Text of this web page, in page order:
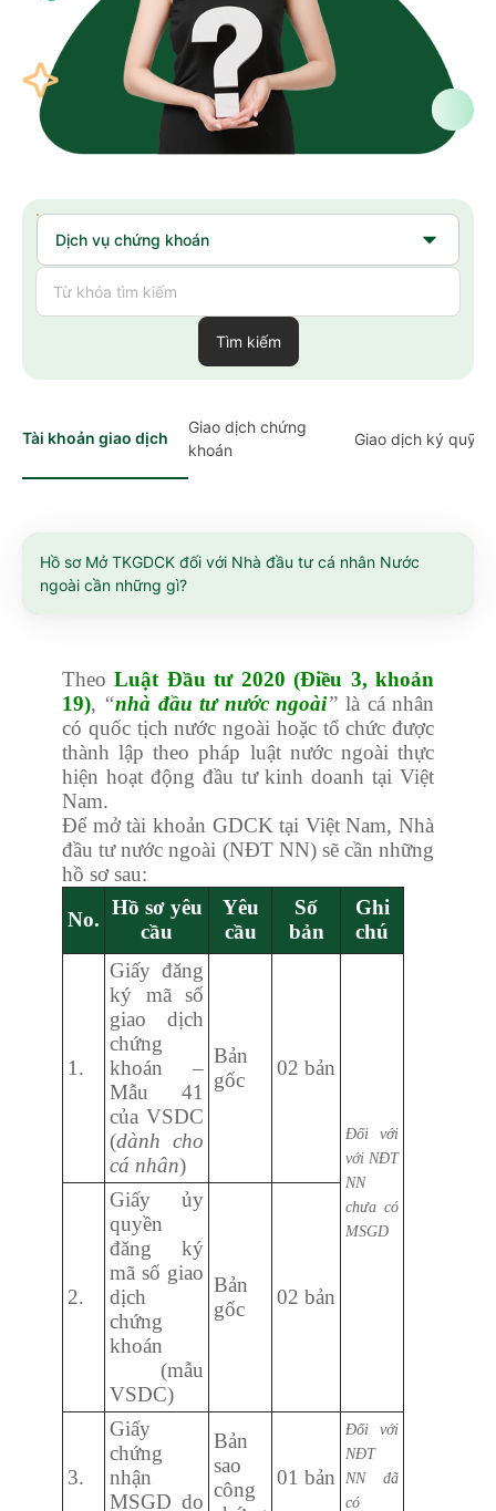
Tìm kiếm
Tài khoản giao dịch
Giao dịch chứng
khoán
Giao dịch ký quỹ
Hồ sơ Mở TKGDCK đối với Nhà đầu tư cá nhân Nước
ngoài cần những gì?
TheoLuật Đầu tư 2020 (Điều 3, khoản
19), “nhà đầu tư nước ngoài” là cá nhân
có quốc tịch nước ngoài hoặc tổ chức được
thành lập theo pháp luật nước ngoài thực
hiện hoạt động đầu tư kinh doanh tại Việt
Nam.
Để mở tài khoản GDCK tại Việt Nam, Nhà
đầu tư nước ngoài (NĐT NN) sẽ cần những
hồ sơ sau:
No.
Hồ sơ yêu
cầu
Yêu
cầu
Số
bản
Ghi
chú
1.
Giấy đăng
ký mã số
giao dịch
chứng
khoán –
Mẫu 41
của VSDC
(dành cho
cá nhân)
Bản
gốc
02 bản
Đối với
với NĐT
NN
chưa có
MSGD
2.
Giấy ủy
quyền
đăng ký
mã số giao
dịch
chứng
khoán
(mẫu
VSDC)
Bản
gốc
02 bản
3.
Giấy
chứng
nhận
MSGD do
Bản
sao
công
01 bản
Đối với
NĐT
NN đã
có